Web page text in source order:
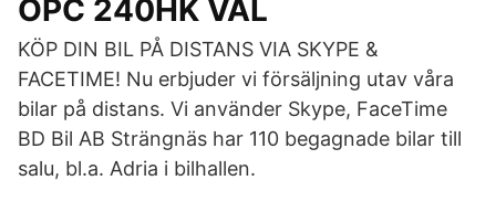
OPC 240HK VÄL
KÖP DIN BIL PÅ DISTANS VIA SKYPE &
FACETIME! Nu erbjuder vi försäljning utav våra
bilar på distans. Vi använder Skype, FaceTime
BD Bil AB Strängnäs har 110 begagnade bilar till
salu, bl.a. Adria i bilhallen.